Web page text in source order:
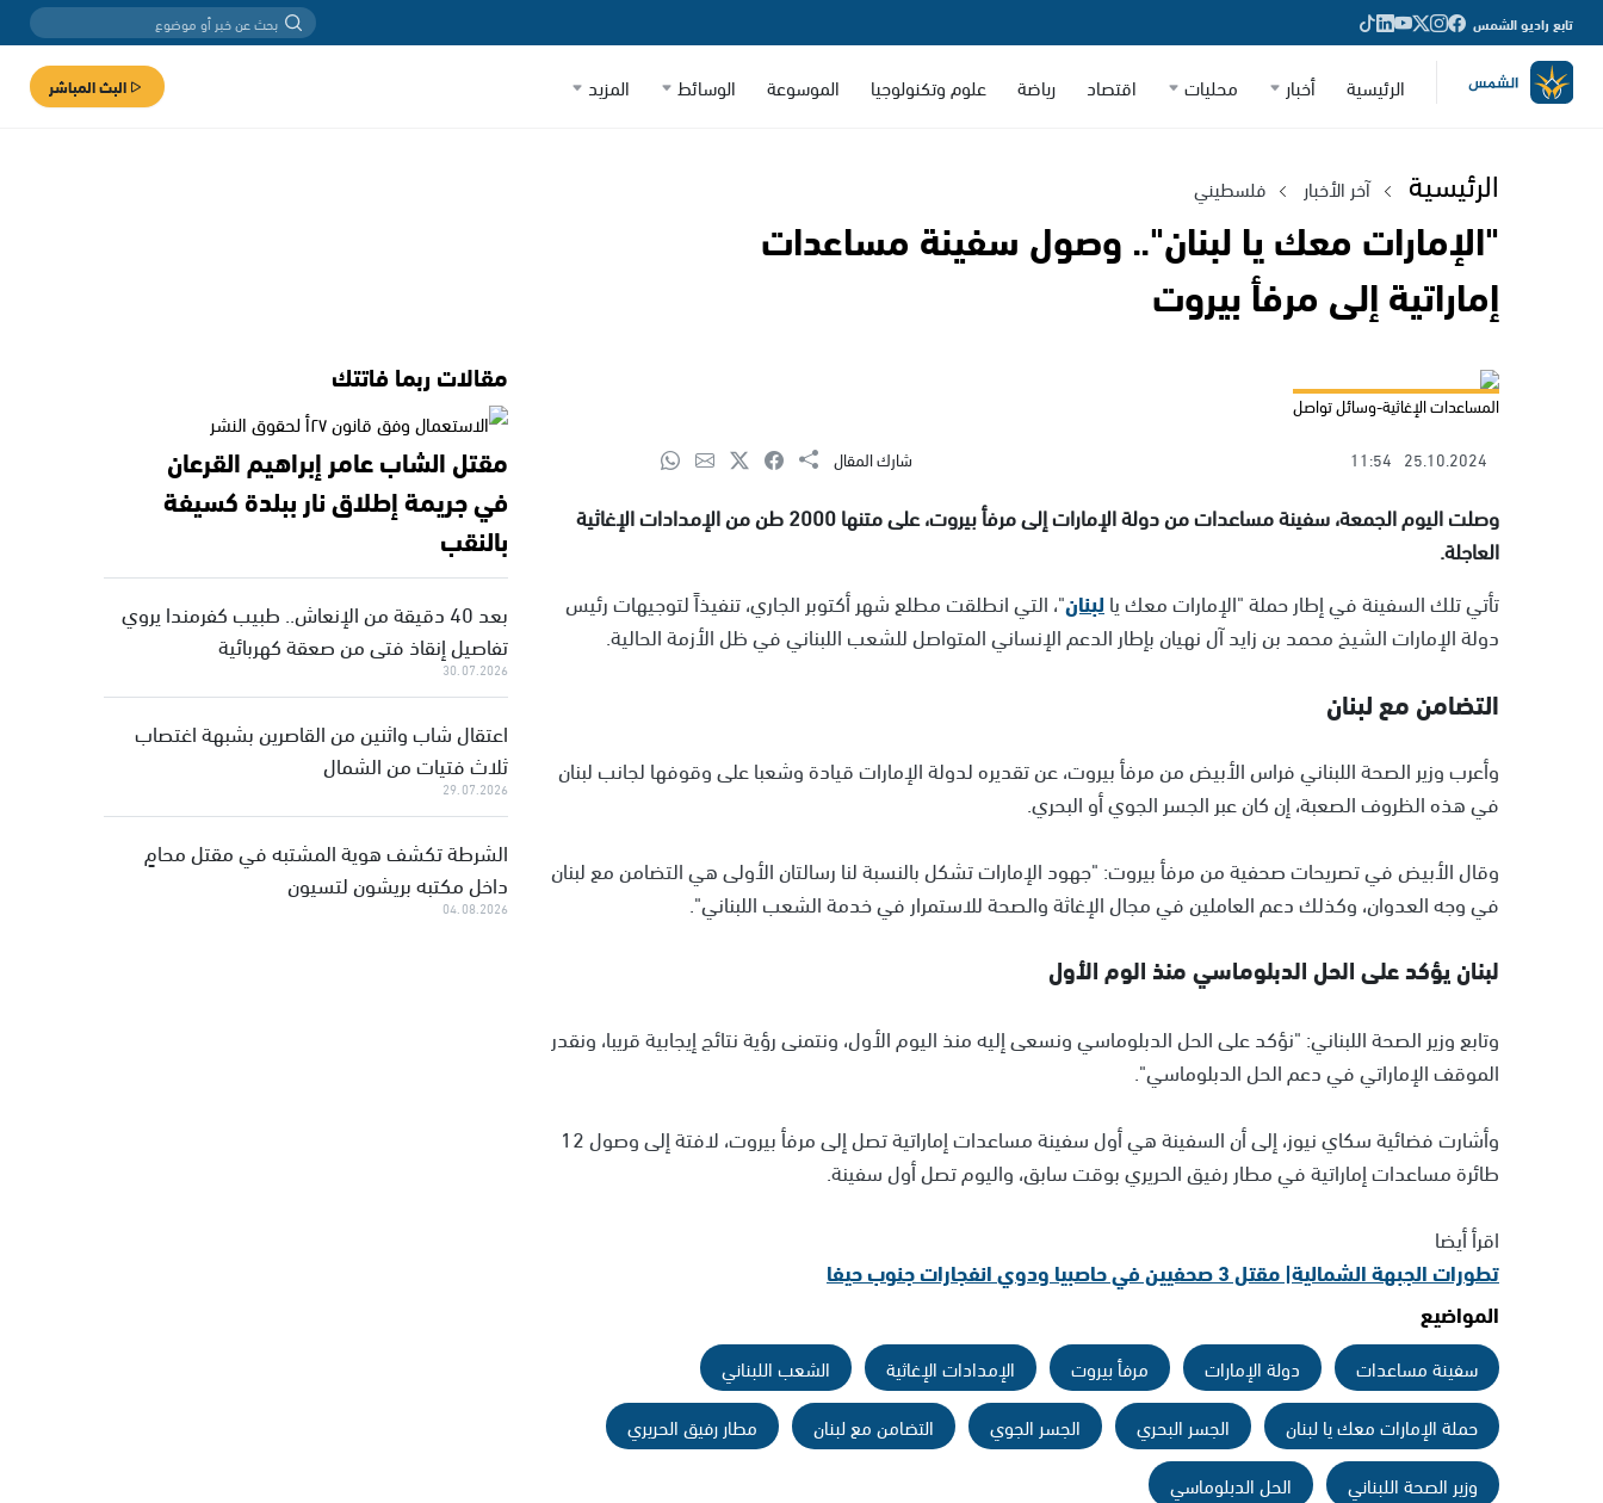
تابع راديو الشمس
الرئيسية أخبار محليات اقتصاد رياضة علوم وتكنولوجيا الموسوعة الوسائط المزيد البث المباشر
الرئيسية آخر الأخبار فلسطيني
"الإمارات معك يا لبنان".. وصول سفينة مساعدات
إماراتية إلى مرفأ بيروت
المساعدات الإغاثية-وسائل تواصل
25.10.2024
11:54 شارك المقال
وصلت اليوم الجمعة، سفينة مساعدات من دولة الإمارات إلى مرفأ بيروت، على متنها 2000 طن من الإمدادات الإغاثية
العاجلة.
تأتي تلك السفينة في إطار حملة "الإمارات معك يالبنان"، التي انطلقت مطلع شهر أكتوبر الجاري، تنفيذاً لتوجيهات رئيس
دولة الإمارات الشيخ محمد بن زايد آل نهيان بإطار الدعم الإنساني المتواصل للشعب اللبناني في ظل الأزمة الحالية.
التضامن مع لبنان
وأعرب وزير الصحة اللبناني فراس الأبيض من مرفأ بيروت، عن تقديره لدولة الإمارات قيادة وشعبا على وقوفها لجانب لبنان
في هذه الظروف الصعبة، إن كان عبر الجسر الجوي أو البحري.
وقال الأبيض في تصريحات صحفية من مرفأ بيروت: "جهود الإمارات تشكل بالنسبة لنا رسالتان الأولى هي التضامن مع لبنان
في وجه العدوان، وكذلك دعم العاملين في مجال الإغاثة والصحة للاستمرار في خدمة الشعب اللبناني".
لبنان يؤكد على الحل الدبلوماسي منذ الوم الأول
وتابع وزير الصحة اللبناني: "نؤكد على الحل الدبلوماسي ونسعى إليه منذ اليوم الأول، ونتمنى رؤية نتائج إيجابية قريبا، ونقدر
الموقف الإماراتي في دعم الحل الدبلوماسي".
وأشارت فضائية سكاي نيوز، إلى أن السفينة هي أول سفينة مساعدات إماراتية تصل إلى مرفأ بيروت، لافتة إلى وصول 12
طائرة مساعدات إماراتية في مطار رفيق الحريري بوقت سابق، واليوم تصل أول سفينة.
اقرأ أيضا
تطورات الجبهة الشمالية| مقتل 3 صحفيين في حاصبيا ودوي انفجارات جنوب حيفا
المواضيع
سفينة مساعدات دولة الإمارات مرفأ بيروت الإمدادات الإغاثية
الشعب اللبناني
حملة الإمارات معك يا لبنان
الجسر البحري الجسر الجوي التضامن مع لبنان
مطار رفيق الحريري
وزير الصحة اللبناني
الحل الدبلوماسي
مقالات ربما فاتتك
مقتل الشاب عامر إبراهيم القرعان
في جريمة إطلاق نار ببلدة كسيفة
بالنقب
بعد 40 دقيقة من الإنعاش.. طبيب كفرمندا يروي
تفاصيل إنقاذ فتى من صعقة كهربائية
30.07.2026
اعتقال شاب واثنين من القاصرين بشبهة اغتصاب
ثلاث فتيات من الشمال
29.07.2026
الشرطة تكشف هوية المشتبه في مقتل محامٍ
داخل مكتبه بريشون لتسيون
04.08.2026